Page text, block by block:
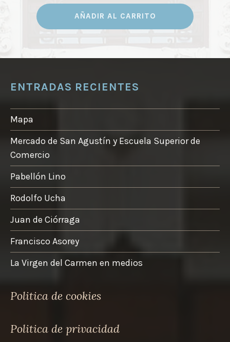
AÑADIR AL CARRITO
ENTRADAS RECIENTES
Mapa
Mercado de San Agustín y Escuela Superior de
Comercio
Pabellón Lino
Rodolfo Ucha
Juan de Ciórraga
Francisco Asorey
La Virgen del Carmen en medios
Politica de cookies
Politica de privacidad